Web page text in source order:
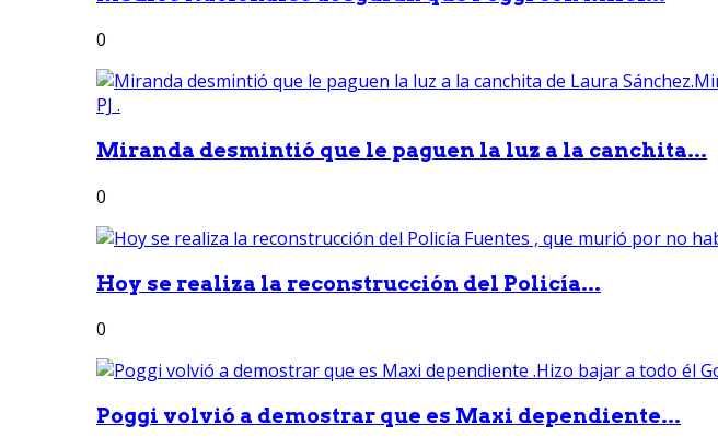
0
Miranda desmintió que le paguen la luz a la canchita...
0
Hoy se realiza la reconstrucción del Policía...
0
Poggi volvió a demostrar que es Maxi dependiente...